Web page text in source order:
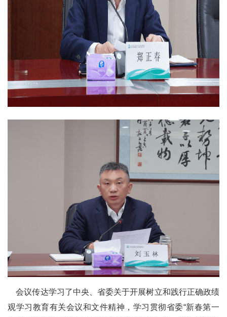
会议传达学习了中央、省委关于开展树立和践行正确政绩
观学习教育有关会议和文件精神，学习贯彻省委“新春第一